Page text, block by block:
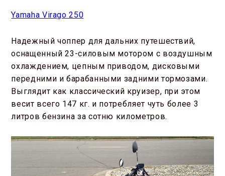
Yamaha Virago 250
Надежный чоппер для дальних путешествий,
оснащенный 23-силовым мотором с воздушным
охлаждением, цепным приводом, дисковыми
передними и барабанными задними тормозами.
Выглядит как классический круизер, при этом
весит всего 147 кг. и потребляет чуть более 3
литров бензина за сотню километров.